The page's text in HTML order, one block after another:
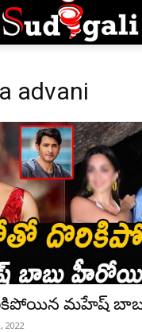
advani
మహేష్
2022